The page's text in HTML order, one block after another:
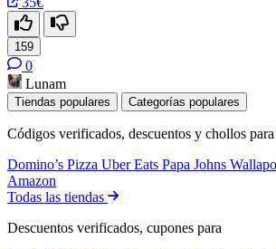
159
0
Lunam
Tiendas populares Categorías populares
Códigos verificados, descuentos y chollos
Domino’s Pizza Uber Eats Papa Johns
Amazon
Todas las tiendas
Descuentos verificados, cupones para